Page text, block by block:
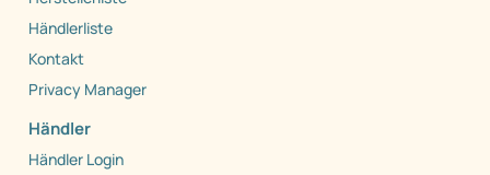
Händlerliste
Kontakt
Privacy Manager
Händler
Händler Login